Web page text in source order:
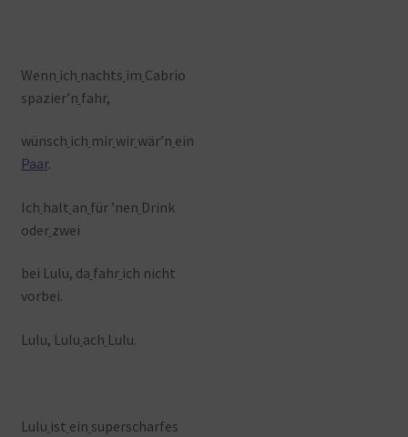
Wenn ich nachts im Cabrio
spazier’n fahr,
wünsch ich mir wir wär’n ein
Paar.
Ich halt an für ’nen Drink
oder zwei
bei Lulu, da fahr ich nicht
vorbei.
Lulu, Lulu ach Lulu.
Lulu ist ein superscharfes